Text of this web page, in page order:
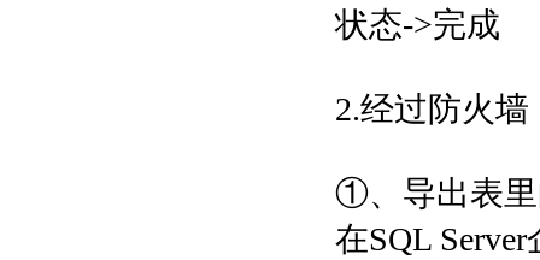
状态->完成
2.经过防火
①、导出表里
在SQL